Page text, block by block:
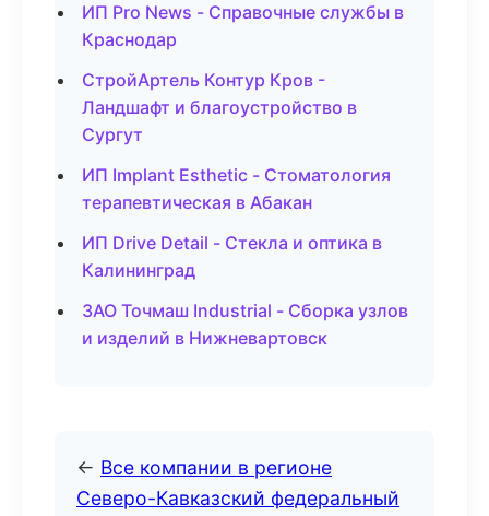
ИП Pro News - Справочные службы в
Краснодар
СтройАртель Контур Кров -
Ландшафт и благоустройство в
Сургут
ИП Implant Esthetic - Стоматология
терапевтическая в Абакан
ИП Drive Detail - Стекла и оптика в
Калининград
ЗАО Точмаш Industrial - Сборка узлов
и изделий в Нижневартовск
← Все компании в регионе
Северо-Кавказский федеральный